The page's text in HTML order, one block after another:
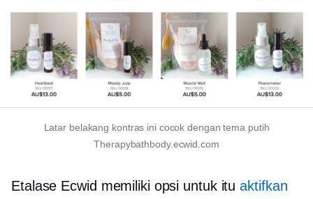
Latar belakang kontras ini cocok dengan tema putih
Therapybathbody.ecwid.com
Etalase Ecwid memiliki opsi untuk ituaktifkan